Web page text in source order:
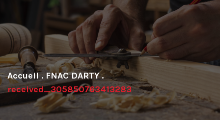
. FNAC DARTY .
received_305850763413283